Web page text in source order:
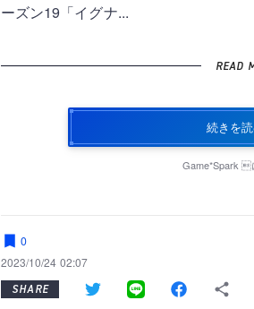
ーズン19「イグナ...
READ
続きを
Game*Spark 
0
2023/10/24 02:07
SHARE